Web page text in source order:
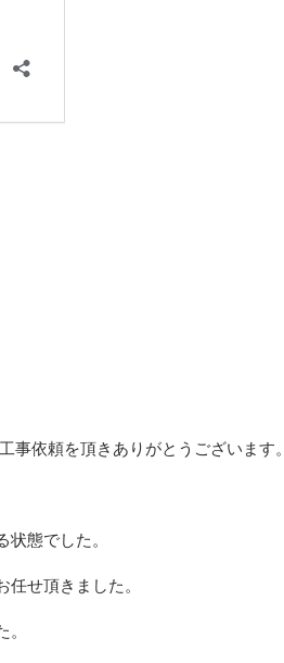
依頼を頂きありがとうございます。
態でした。
せ頂きました。